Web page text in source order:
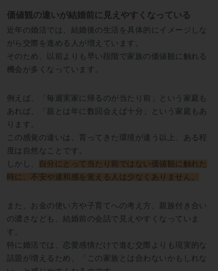
価値観の違いが結婚前に見えやすくなっている
近年の婚活では、結婚後の生活を具体的にイメージしな
がら交際を進める人が増えています。
そのため、以前よりも早い段階で家族の価値観に触れる
機会が多くなっています。
例えば、「毎週実家に帰るのが当たり前」という家庭も
あれば、「親とは年に数回会えば十分」という家庭もあ
ります。
この感覚の違いは、育ってきた環境が違う以上、ある程
度は自然なことです。
しかし、
自分にとって当たり前ではない価値観に触れた
時に、不安や違和感を覚える人は少なくありません。
また、お金の使い方や子育てへの考え方、親族付き合い
の濃さなども、結婚前の会話で見えやすくなっていま
す。
特に婚活では、恋愛感情だけで進む交際よりも現実的な
話題が増えるため、「この家族とは合わないかもしれな